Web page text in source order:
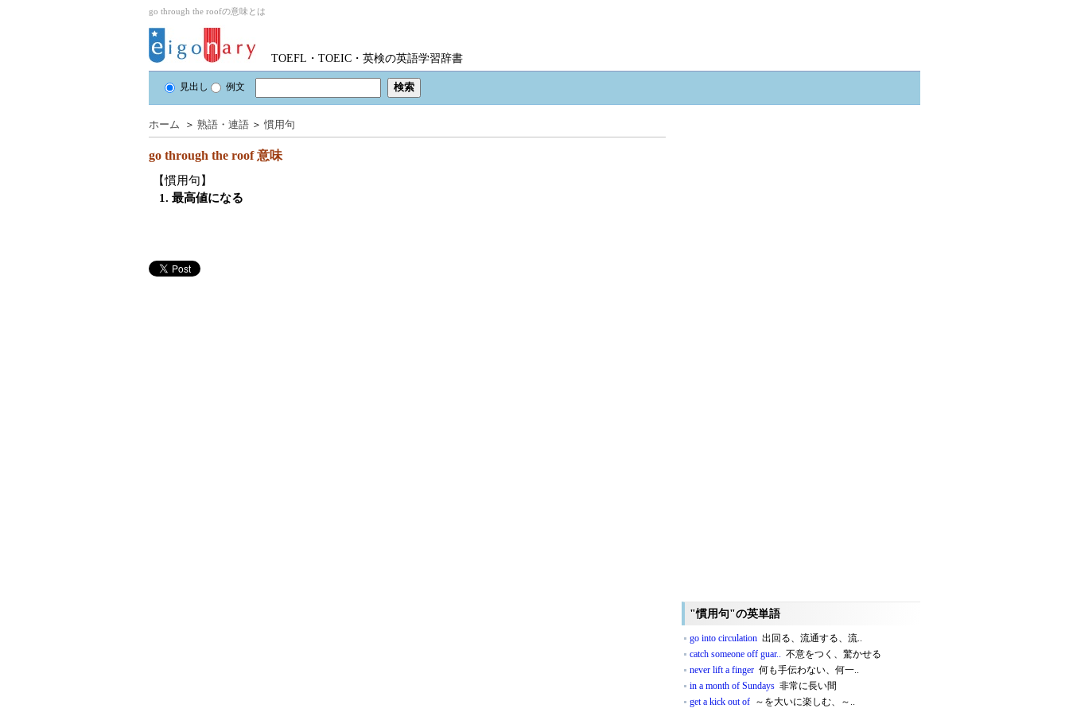
go through the roofの意味とは
TOEFL・TOEIC・英検の英語学習辞書
見出し 例文
ホーム ＞ 熟語・連語 ＞ 慣用句
go through the roof意味
【慣用句】
1. 最高値になる
"慣用句"の英単語
go into circulation 出回る、流通する、流..
catch someone off guar.. 不意をつく、驚かせる
never lift a finger 何も手伝わない、何一..
in a month of Sundays 非常に長い間
get a kick out of ～を大いに楽しむ、～..